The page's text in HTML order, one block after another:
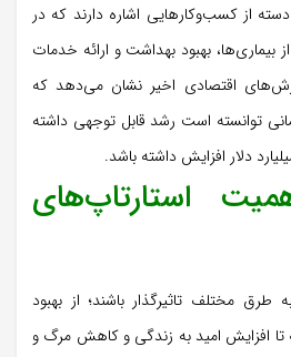
از کسب‌وکارهایی اشاره دارند که در
بیماری‌ها، بهبود بهداشت و ارائه خدمات
اقتصادی اخیر نشان می‌دهد که
توانسته است رشد قابل توجهی داشته
استارتاپ‌های
طرق مختلف تاثیرگذار باشند؛ از بهبود
تا افزایش امید به زندگی و کاهش مرگ و